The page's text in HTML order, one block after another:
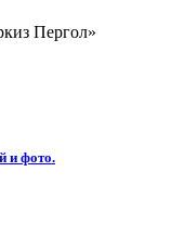
Пергол»
и фото.